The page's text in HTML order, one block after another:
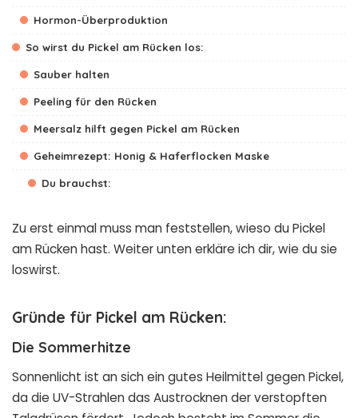
Hormon-Überproduktion
So wirst du Pickel am Rücken los:
Sauber halten
Peeling für den Rücken
Meersalz hilft gegen Pickel am Rücken
Geheimrezept: Honig & Haferflocken Maske
Du brauchst:
Zu erst einmal muss man feststellen, wieso du Pickel
am Rücken hast. Weiter unten erkläre ich dir, wie du sie
loswirst.
Gründe für Pickel am Rücken:
Die Sommerhitze
Sonnenlicht ist an sich ein gutes Heilmittel gegen Pickel,
da die UV-Strahlen das Austrocknen der verstopften